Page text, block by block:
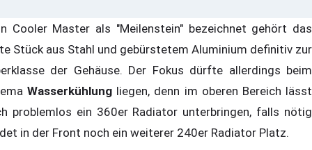
Cooler Master als "Meilenstein" bezeichnet gehört das
Stück aus Stahl und gebürstetem Aluminium definitiv zur
der Gehäuse. Der Fokus dürfte allerdings beim
Wasserkühlung liegen, denn im oberen Bereich lässt
problemlos ein 360er Radiator unterbringen, falls nötig
in der Front noch ein weiterer 240er Radiator Platz.